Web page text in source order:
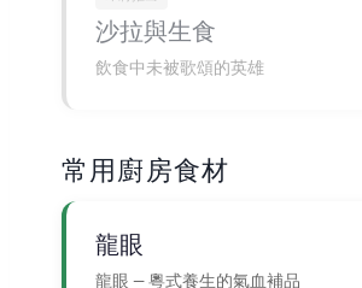
沙拉與生食
飲食中未被歌頌的英雄
常用廚房食材
龍眼
龍眼 — 粵式養生的氣血補品